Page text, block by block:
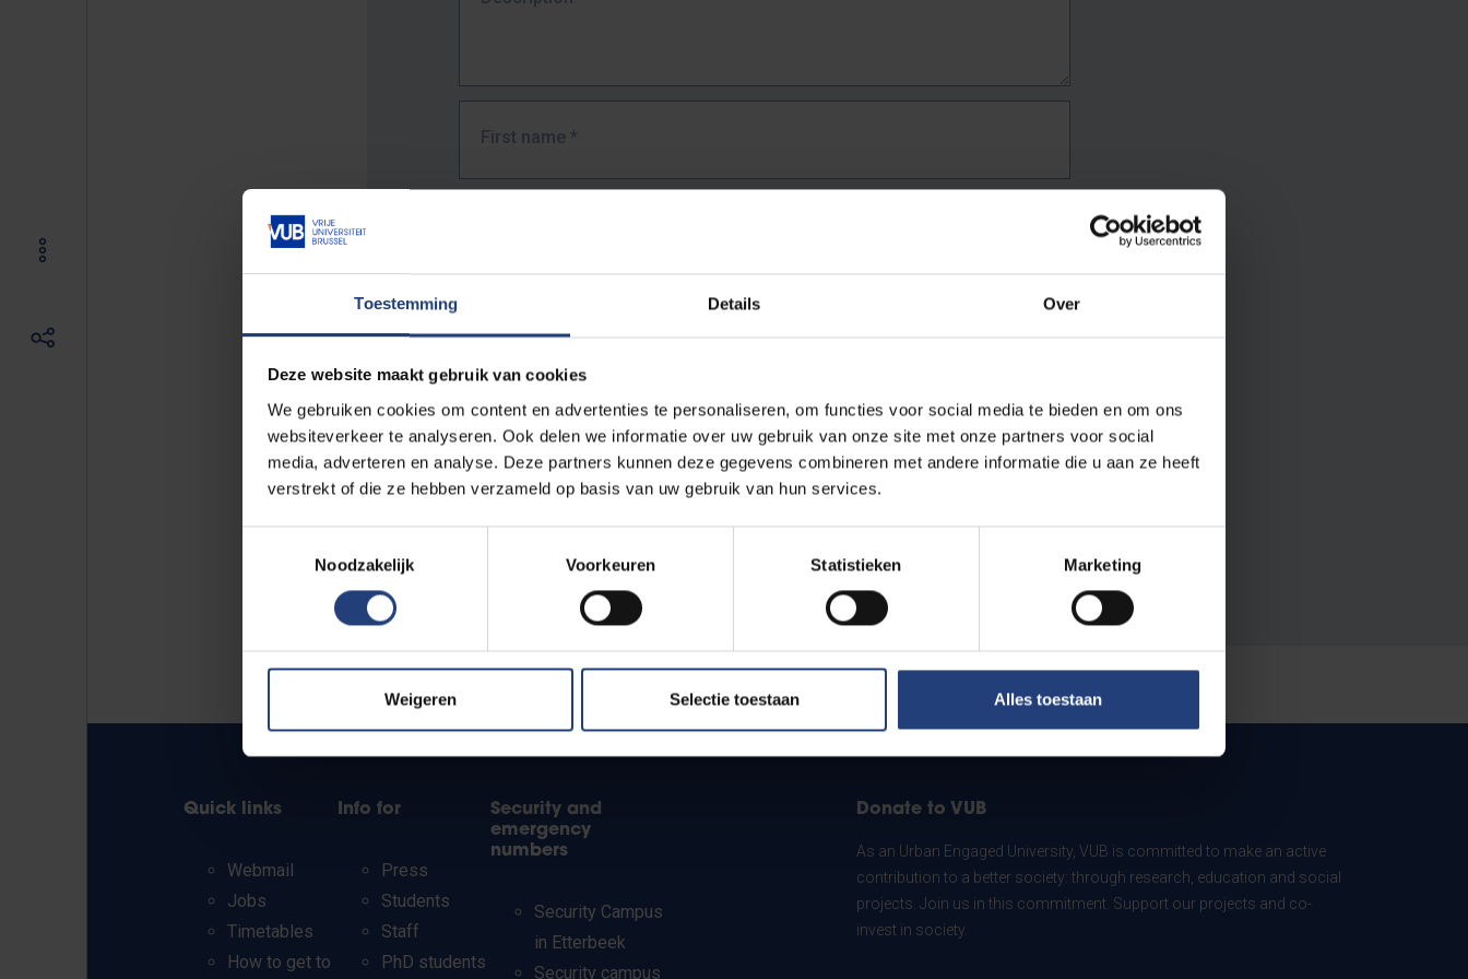
Toestemming Details Over
Deze website maakt gebruik van cookies
We gebruiken cookies om content en advertenties te personaliseren, om functies voor social media te bieden en om ons
websiteverkeer te analyseren. Ook delen we informatie over uw gebruik van onze site met onze partners voor social
media, adverteren en analyse. Deze partners kunnen deze gegevens combineren met andere informatie die u aan ze heeft
verstrekt of die ze hebben verzameld op basis van uw gebruik van hun services.
Noodzakelijk
Voorkeuren Statistieken Marketing
Weigeren Selectie toestaan Alles toestaan
First name *
The full URL of the page where you encountered the error.
E.g. https://www.vub.be/nl/studeren-aan-de-vub/alle-opleidingen
Quick links
Webmail
Jobs
Timetables
How to get to
Info for
Press
Students
Staff
PhD students
Security and
emergency
numbers
Security Campus
in Etterbeek
Security campus
Donate to VUB
As an Urban Engaged University, VUB is committed to make an active
contribution to a better society: through research, education and social
projects. Join us in this commitment. Support our projects and co-
invest in society.